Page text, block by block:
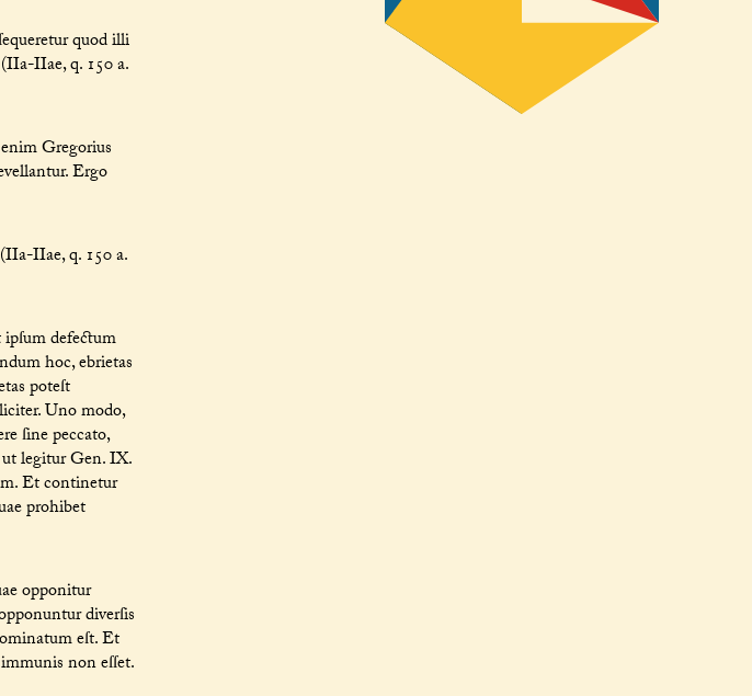
quod illi
IIae, q. 150 a.
Gregorius
Ergo
IIae, q. 150 a.
defectum
hoc, ebrietas
poteſt
Uno modo,
ſine peccato,
ut legitur Gen. IX.
Et continetur
prohibet
opponitur
diverſis
eſt. Et
non eſſet.